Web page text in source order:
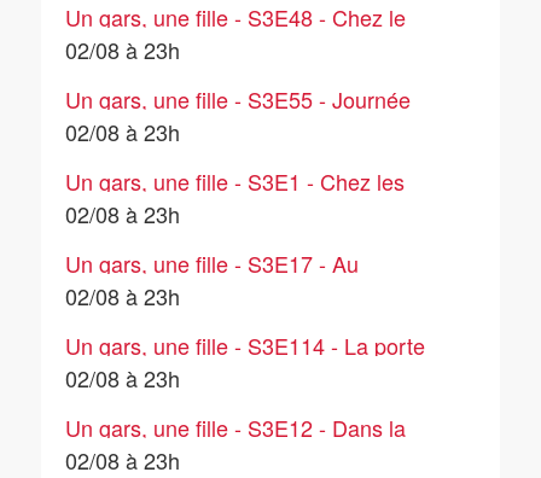
Un gars, une fille - S3E48 - Chez le
dentiste
02/08 à 23h
Un gars, une fille - S3E55 - Journée
beauté
02/08 à 23h
Un gars, une fille - S3E1 - Chez les
voisins
02/08 à 23h
Un gars, une fille - S3E17 - Au
téléphone (4)
02/08 à 23h
Un gars, une fille - S3E114 - La porte
(2)
02/08 à 23h
Un gars, une fille - S3E12 - Dans la
cuisine (3)
02/08 à 23h